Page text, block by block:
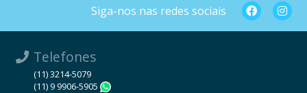
Siga-nos nas redes sociais
Telefones
(11) 3214-5079
(11) 9 9906-5905